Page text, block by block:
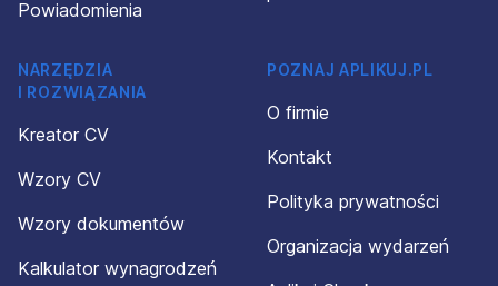
Powiadomienia
NARZĘDZIA
I ROZWIĄZANIA
Kreator CV
Wzory CV
Wzory dokumentów
Kalkulator wynagrodzeń
POZNAJ APLIKUJ.PL
O firmie
Kontakt
Polityka prywatności
Organizacja wydarzeń